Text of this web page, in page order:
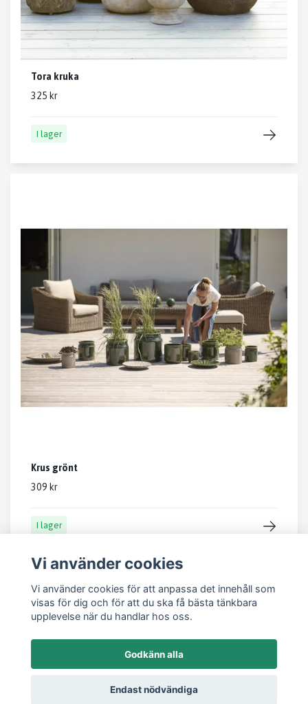
Tora kruka
325 kr
I lager
Krus grönt
309 kr
I lager
Kontakt
Om oss
Vi använder cookies
Vi använder cookies för att anpassa det innehåll som
visas för dig och för att du ska få bästa tänkbara
upplevelse när du handlar hos oss.
Godkänn alla
Endast nödvändiga